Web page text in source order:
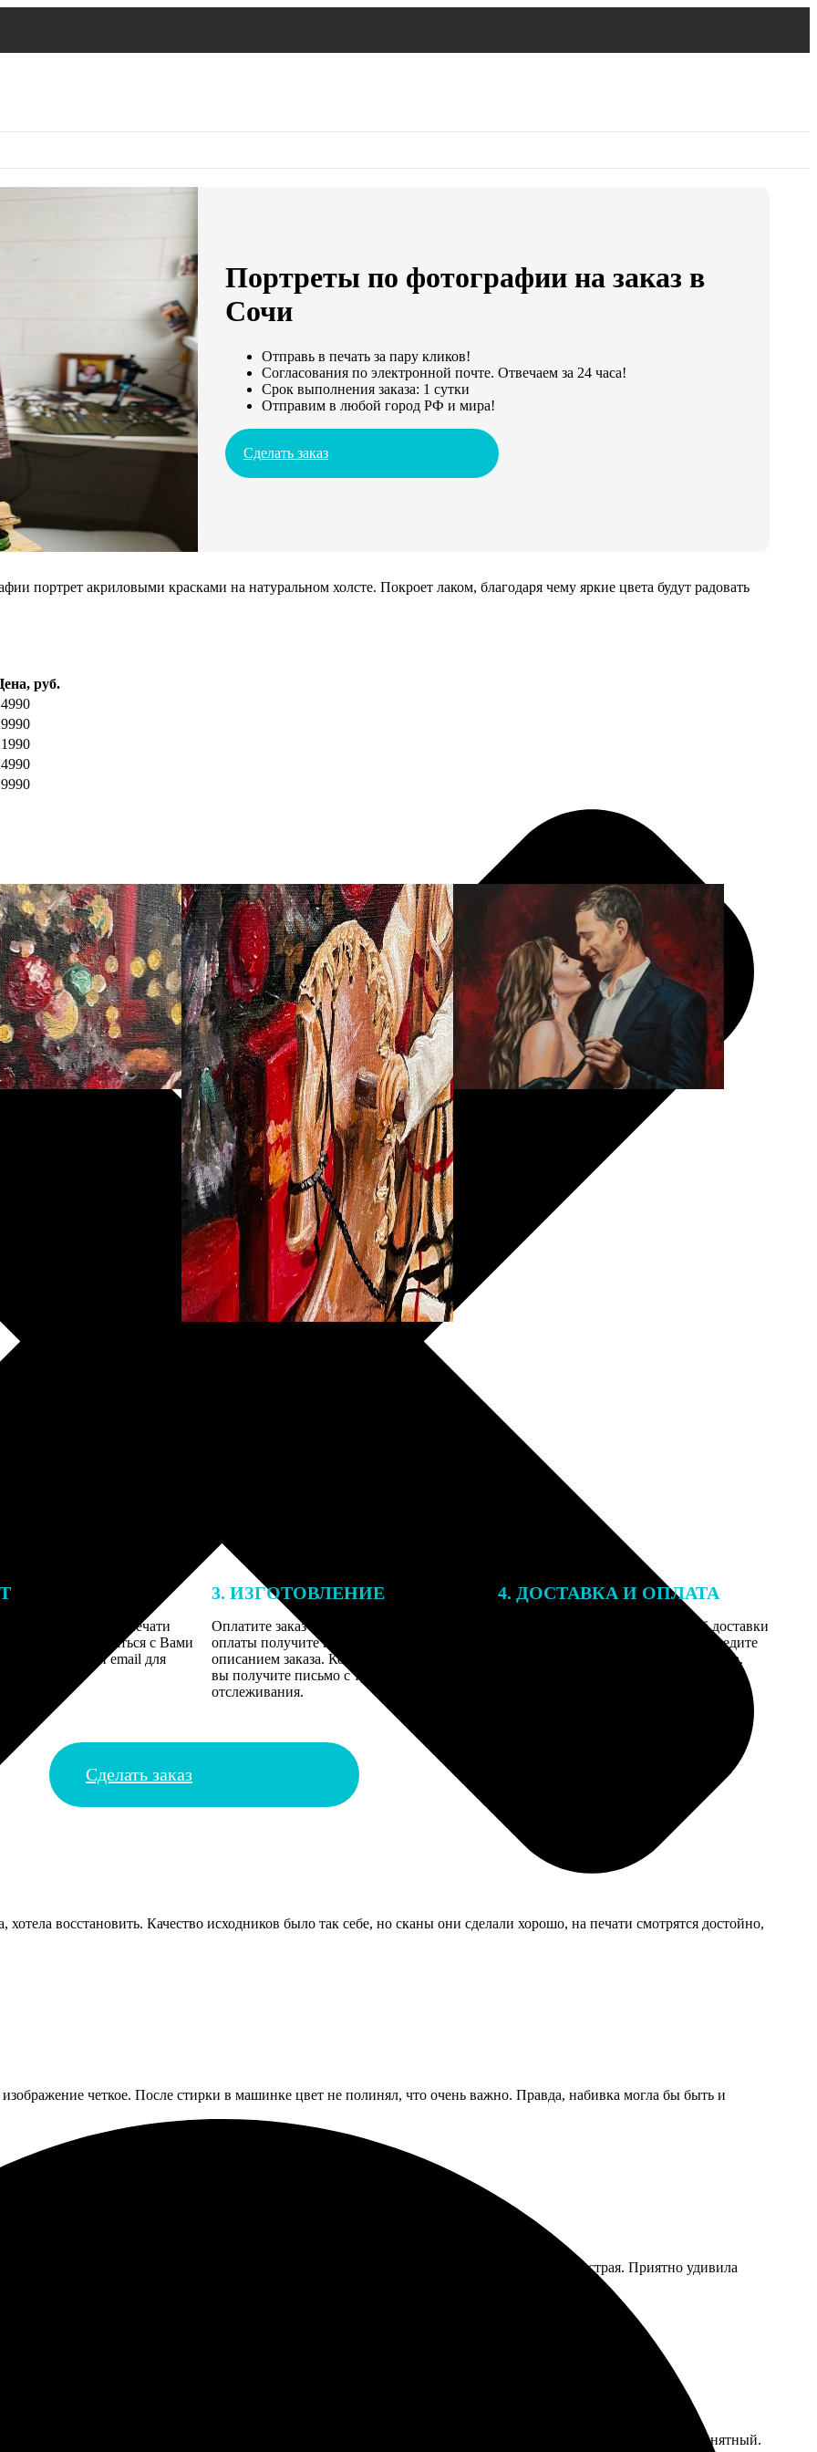
Портреты по фотографии на заказ в
Сочи
Отправь в печать за пару кликов!
Согласования по электронной почте. Отвечаем за 24 часа!
Срок выполнения заказа: 1 сутки
Отправим в любой город РФ и мира!
Сделать заказ
портрет акриловыми красками на натуральном холсте. Покроет лаком, благодаря чему яркие цвета будут радовать
руб.
заказа к печати
могут связаться с Вами
телефону или email для
3. ИЗГОТОВЛЕНИЕ
Оплатите заказ банковской картой. После
оплаты получите подтверждение на email с
описанием заказа. Когда отправим заказ
вы получите письмо с трек-номером для
отслеживания.
4. ДОСТАВКА И ОПЛАТА
Введите адрес и выберите способ доставки
заказа. Если у вас есть промокод, введите
его в специальное поле для промокода.
Сделать заказ
восстановить. Качество исходников было так себе, но сканы они сделали хорошо, на печати смотрятся достойно,
четкое. После стирки в машинке цвет не полинял, что очень важно. Правда, набивка могла бы быть и
Заявка очень простая, результат превзошел ожидания. Качество на высоте, а доставка быстрая. Приятно удивила
еще, отличный сервис!
по фотографии. Качество на высоте, цветопередача отличная. Процесс оформления заказа простой и понятный.